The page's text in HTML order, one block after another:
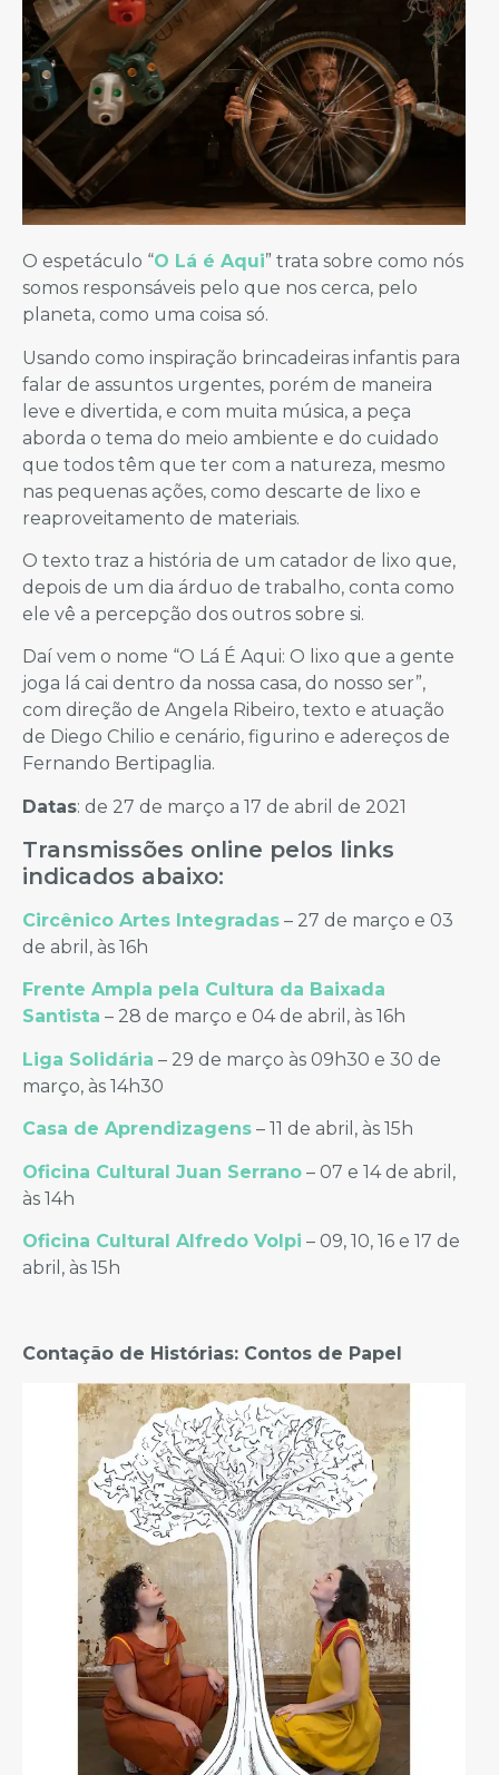
O espetáculo “O Lá é Aqui” trata sobre como nós
somos responsáveis pelo que nos cerca, pelo
planeta, como uma coisa só.
Usando como inspiração brincadeiras infantis para
falar de assuntos urgentes, porém de maneira
leve e divertida, e com muita música, a peça
aborda o tema do meio ambiente e do cuidado
que todos têm que ter com a natureza, mesmo
nas pequenas ações, como descarte de lixo e
reaproveitamento de materiais.
O texto traz a história de um catador de lixo que,
depois de um dia árduo de trabalho, conta como
ele vê a percepção dos outros sobre si.
Daí vem o nome “O Lá É Aqui: O lixo que a gente
joga lá cai dentro da nossa casa, do nosso ser”,
com direção de Angela Ribeiro, texto e atuação
de Diego Chilio e cenário, figurino e adereços de
Fernando Bertipaglia.
Datas: de 27 de março a 17 de abril de 2021
Transmissões online pelos links
indicados abaixo:
Circênico Artes Integradas – 27 de março e 03
de abril, às 16h
Frente Ampla pela Cultura da Baixada
Santista – 28 de março e 04 de abril, às 16h
Liga Solidária – 29 de março às 09h30 e 30 de
março, às 14h30
Casa de Aprendizagens – 11 de abril, às 15h
Oficina Cultural Juan Serrano – 07 e 14 de abril,
às 14h
Oficina Cultural Alfredo Volpi – 09, 10, 16 e 17 de
abril, às 15h
Contação de Histórias: Contos de Papel